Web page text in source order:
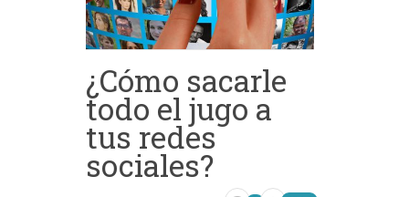
¿Cómo sacarle
todo el jugo a
tus redes
sociales?